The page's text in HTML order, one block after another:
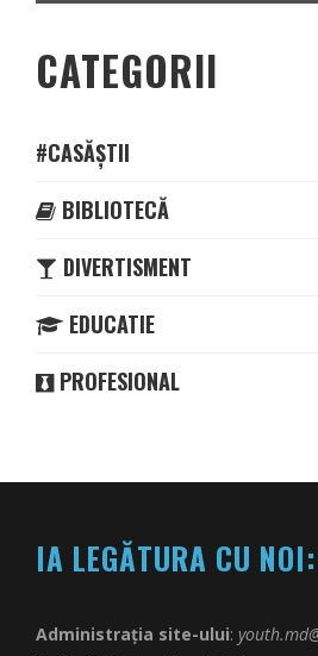
CATEGORII
#CASĂȘTII
BIBLIOTECĂ
DIVERTISMENT
EDUCATIE
PROFESIONAL
IA LEGĂTURA CU NOI:
Administrația site-ului: